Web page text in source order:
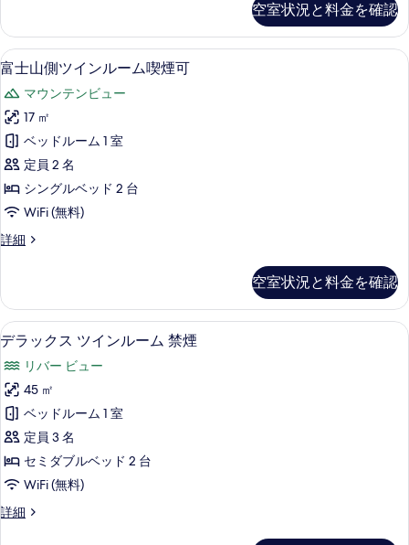
す
べ
て
の
写
真
を
表
す
ト）
の
詳
細
ル
ー
ム
喫
煙
可
の
す
べ
て
真
を
表
示
す
る
ー
ド
シ
グ
ル
ル
ー
ム
喫
煙
可
の
詳
空室状況と料金を確認
富
士
山
側
ツ
イ
ン
ー
喫
煙
可
の
す
べ
て
の
写
真
高級寝具、デスク、遮光カーテン、
2
富士山側ツインルーム喫煙可
マウンテンビュー
17 ㎡
ベッドルーム 1 室
定員 2 名
シングルベッド 2 台
WiFi (無料)
詳細
富
ツ
イ
ン
ー
ム
喫
煙
可
の
詳
細
空室状況と料金を確認
デ
ッ
ク
ス
ツ
イ
ル
デラックス ツインルーム 禁煙 | 高級
5
デラックス ツインルーム 禁煙
リバー ビュー
45 ㎡
ベッドルーム 1 室
定員 3 名
セミダブルベッド 2 台
WiFi (無料)
詳細
デ